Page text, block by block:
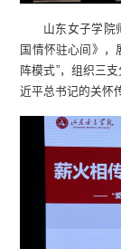
山东女子学院
国情怀驻心间》，
阵模式”，组织三
近平总书记的关怀